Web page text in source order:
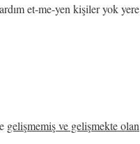
et-me-yen kişiler yok yere
gelişmemiş ve gelişmekte olan